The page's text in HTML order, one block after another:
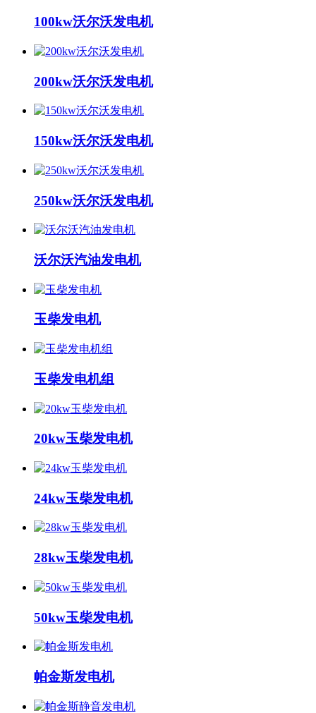
100kw沃尔沃发电机
200kw沃尔沃发电机
150kw沃尔沃发电机
250kw沃尔沃发电机
沃尔沃汽油发电机
玉柴发电机
玉柴发电机组
20kw玉柴发电机
24kw玉柴发电机
28kw玉柴发电机
50kw玉柴发电机
帕金斯发电机